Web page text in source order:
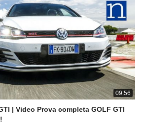
09:56
| Video Prova completa GOLF GTI